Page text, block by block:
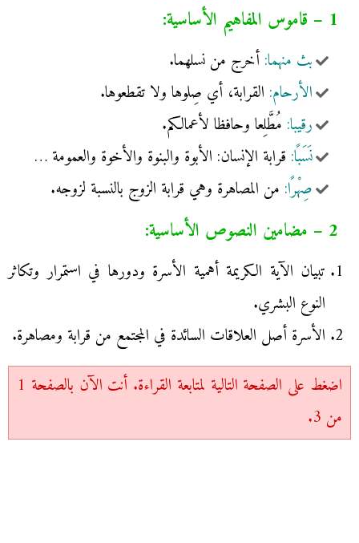
1 – قاموس المفاهيم الأساسية:
بث منهما: أخرج من نسلهما.
الأرحام: القرابة، أي صِلوها ولا تقطعوها.
رقيبا: مُطَّلِعا وحافظا لأعمالكم.
نَسَبًا: قرابة الإنسان: الأبوة والبنوة والأخوة والعمومة …
صِهْرًا: من المصاهرة وهي قرابة الزوج بالنسبة لزوجه.
2 – مضامين النصوص الأساسية:
تبيان الآية الكريمة أهمية الأسرة ودورها في استمرار وتكاثر
النوع البشري.
الأسرة أصل العلاقات السائدة في المجتمع من قرابة ومصاهرة.
اضغط على الصفحة التالية لمتابعة القراءة. أنت الآن بالصفحة 1
من 3.